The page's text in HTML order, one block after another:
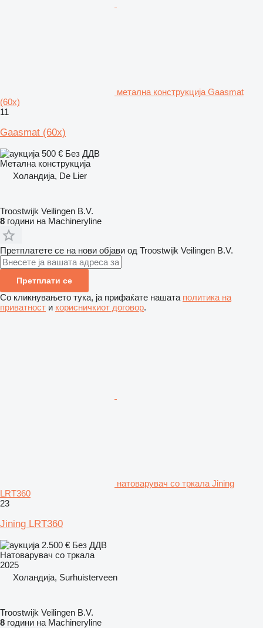
метална конструкција Gaasmat
(60x)
11
Gaasmat (60x)
500 € Без ДДВ
Метална конструкција
Холандија, De Lier
Troostwijk Veilingen B.V.
8 години на Machineryline
Претплатете се на нови објави од Troostwijk Veilingen B.V.
Претплати се
Со кликнувањето тука, ја прифаќате нашата политика на
приватност и корисничкиот договор.
натоварувач со тркала Jining
LRT360
23
Jining LRT360
2.500 € Без ДДВ
Натоварувач со тркала
2025
Холандија, Surhuisterveen
Troostwijk Veilingen B.V.
8 години на Machineryline